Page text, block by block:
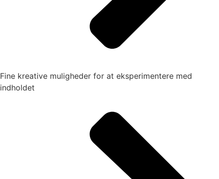
Fine kreative muligheder for at eksperimentere med
indholdet